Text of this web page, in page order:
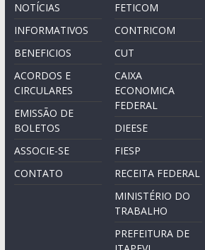
NOTÍCIAS
INFORMATIVOS
BENEFICIOS
ACORDOS E
CIRCULARES
EMISSÃO DE
BOLETOS
ASSOCIE-SE
CONTATO
FETICOM
CONTRICOM
CUT
CAIXA
ECONOMICA
FEDERAL
DIEESE
FIESP
RECEITA FEDERAL
MINISTÉRIO DO
TRABALHO
PREFEITURA DE